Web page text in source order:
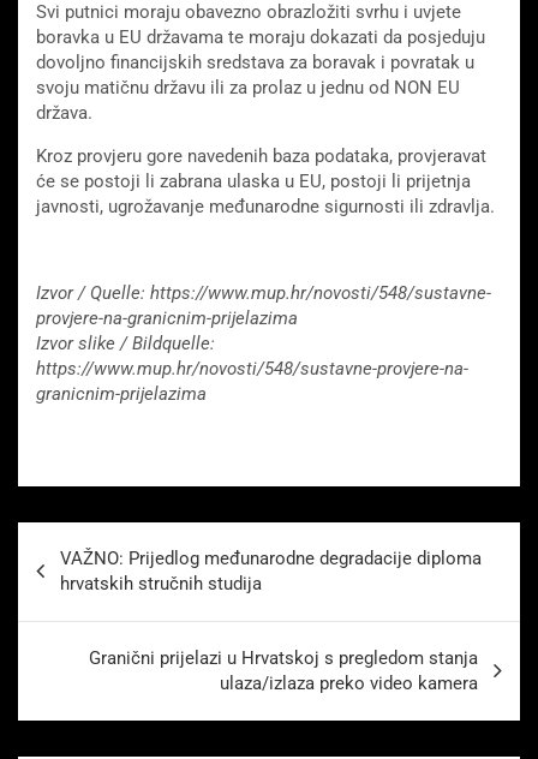
Svi putnici moraju obavezno obrazložiti svrhu i uvjete
boravka u EU državama te moraju dokazati da posjeduju
dovoljno financijskih sredstava za boravak i povratak u
svoju matičnu državu ili za prolaz u jednu od NON EU
država.
Kroz provjeru gore navedenih baza podataka, provjeravat
će se postoji li zabrana ulaska u EU, postoji li prijetnja
javnosti, ugrožavanje međunarodne sigurnosti ili zdravlja.
Izvor / Quelle: https://www.mup.hr/novosti/548/sustavne-
provjere-na-granicnim-prijelazima
Izvor slike / Bildquelle:
https://www.mup.hr/novosti/548/sustavne-provjere-na-
granicnim-prijelazima
Beitragsnavigation
VAŽNO: Prijedlog međunarodne degradacije diploma
hrvatskih stručnih studija
Granični prijelazi u Hrvatskoj s pregledom stanja
ulaza/izlaza preko video kamera